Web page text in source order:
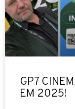
GP7
EM 2025!